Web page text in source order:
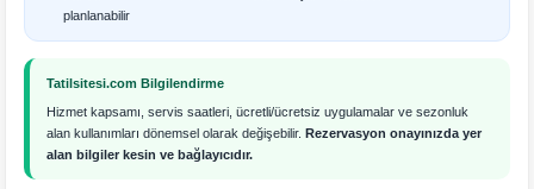
planlanabilir
Tatilsitesi.com Bilgilendirme
Hizmet kapsamı, servis saatleri, ücretli/ücretsiz uygulamalar ve sezonluk
alan kullanımları dönemsel olarak değişebilir.Rezervasyon onayınızda yer
alan bilgiler kesin ve bağlayıcıdır.